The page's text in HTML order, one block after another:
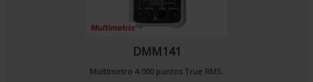
DMM141
Multímetro 4.000 puntos True RMS.